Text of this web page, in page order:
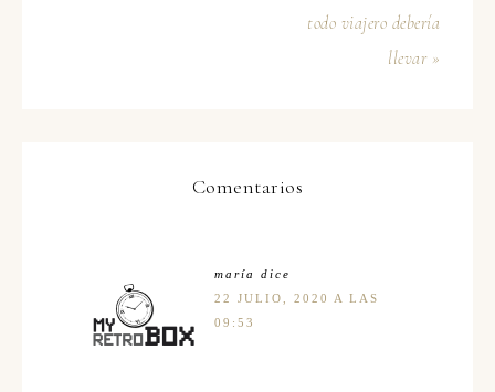
todo viajero debería
llevar »
Comentarios
maría
dice
22 JULIO, 2020 A LAS
09:53